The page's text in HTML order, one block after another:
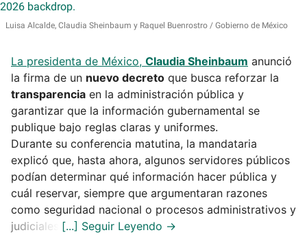
Luisa Alcalde, Claudia Sheinbaum y Raquel Buenrostro Gobierno de México
La presidenta de México, Claudia Sheinbaum anunció
la firma de un nuevo decreto que busca reforzar la
transparencia en la administración pública y
garantizar que la información gubernamental se
publique bajo reglas claras y uniformes.
Durante su conferencia matutina, la mandataria
explicó que, hasta ahora, algunos servidores públicos
podían determinar qué información hacer pública y
cuál reservar, siempre que argumentaran razones
como seguridad nacional o procesos administrativos y
judiciales.